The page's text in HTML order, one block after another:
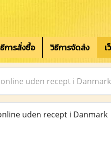
การสั่งซื้อ วิธีการจัดส่ง
uden recept i Danmark
uden recept i Danmark